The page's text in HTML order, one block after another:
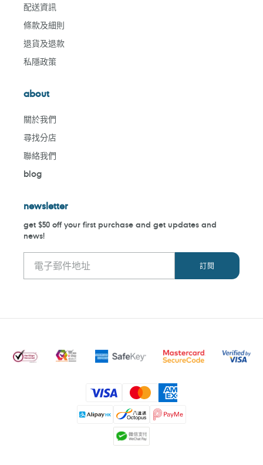
配送資訊
條款及細則
退貨及退款
私隱政策
about
關於我們
尋找分店
聯絡我們
blog
newsletter
get $50 off your first purchase and get updates and
news!
付
款
方
式